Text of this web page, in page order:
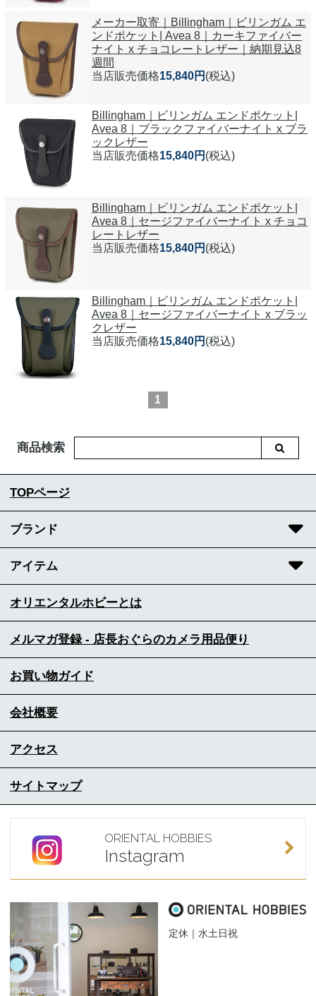
メーカー取寄｜Billingham｜ビリンガム エ
ンドポケット| Avea 8｜カーキファイバー
ナイト x チョコレートレザー｜納期見込8
週間
当店販売価格15,840円 (税込)
Billingham｜ビリンガム エンドポケット|
Avea 8｜ブラックファイバーナイト x ブラ
ックレザー
当店販売価格15,840円 (税込)
Billingham｜ビリンガム エンドポケット|
Avea 8｜セージファイバーナイト x チョコ
レートレザー
当店販売価格15,840円 (税込)
Billingham｜ビリンガム エンドポケット|
Avea 8｜セージファイバーナイト x ブラッ
クレザー
当店販売価格15,840円 (税込)
1
商品検索
TOPページ
ブランド
アイテム
オリエンタルホビーとは
メルマガ登録 - 店長おぐらのカメラ用品便り
お買い物ガイド
会社概要
アクセス
サイトマップ
ORIENTAL HOBBIES
Instagram
定休｜水土日祝